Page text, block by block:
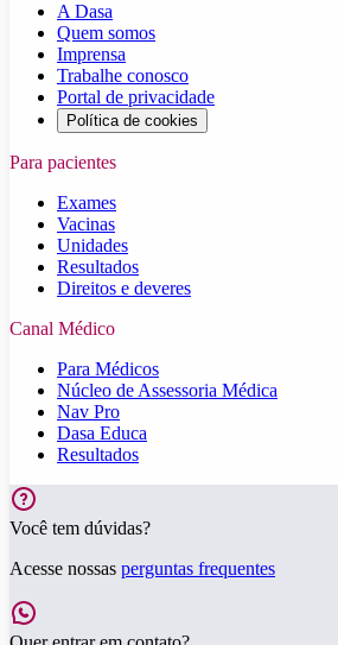
A Dasa
Quem somos
Imprensa
Trabalhe conosco
Portal de privacidade
Política de cookies
Para pacientes
Exames
Vacinas
Unidades
Resultados
Direitos e deveres
Canal Médico
Para Médicos
Núcleo de Assessoria Médica
Nav Pro
Dasa Educa
Resultados
Você tem dúvidas?
Acesse nossas perguntas frequentes